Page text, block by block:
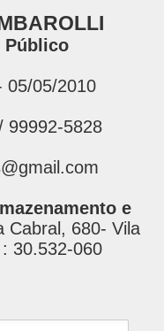
05/05/2010
99992-5828
e
Cabral, 680- Vila
30.532-060